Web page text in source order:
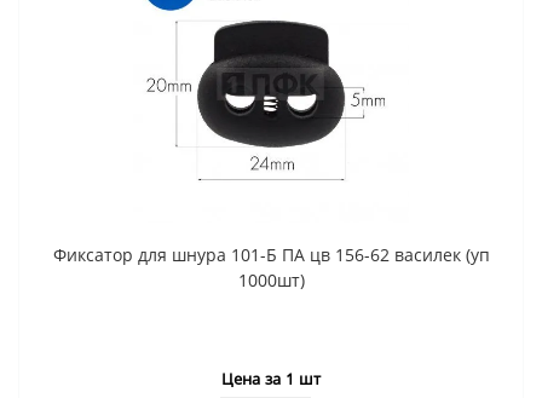
Фиксатор для шнура 101-Б ПА цв 156-62 василек (уп
1000шт)
Цена за 1 шт